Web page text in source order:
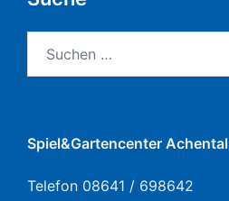
Spiel&Gartencenter Achental
Telefon 08641 / 698642